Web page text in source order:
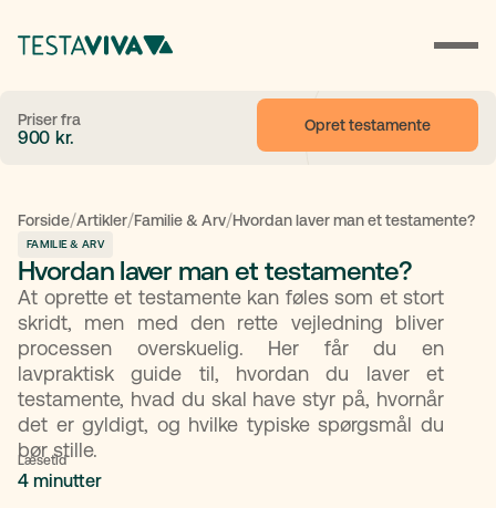
Priser fra
900 kr.
Opret testamente
Forside/Artikler/Familie & Arv/Hvordan laver man et testamente?
FAMILIE & ARV
Hvordan laver man et testamente?
At oprette et testamente kan føles som et stort
skridt, men med den rette vejledning bliver
processen overskuelig. Her får du en
lavpraktisk guide til, hvordan du laver et
testamente, hvad du skal have styr på, hvornår
det er gyldigt, og hvilke typiske spørgsmål du
bør stille.
Læsetid
4 minutter